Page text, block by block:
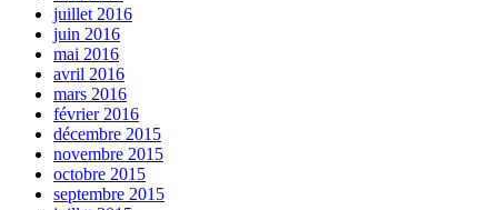
juillet 2016
juin 2016
mai 2016
avril 2016
mars 2016
février 2016
décembre 2015
novembre 2015
octobre 2015
septembre 2015